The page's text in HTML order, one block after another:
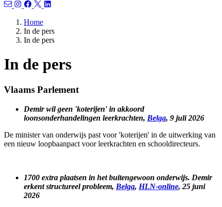
Home
In de pers
In de pers
In de pers
Vlaams Parlement
Demir wil geen 'koterijen' in akkoord
loonsonderhandelingen leerkrachten, Belga, 9 juli 2026
De minister van onderwijs past voor 'koterijen' in de uitwerking van
een nieuw loopbaanpact voor leerkrachten en schooldirecteurs.
1700 extra plaatsen in het buitengewoon onderwijs. Demir
erkent structureel probleem, Belga, HLN-online, 25 juni
2026